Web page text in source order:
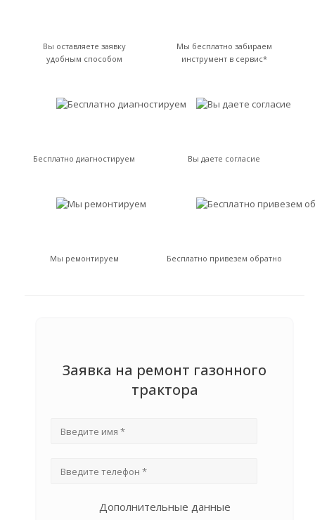
Вы оставляете заявку
удобным способом
Мы бесплатно забираем
инструмент в сервис*
Бесплатно диагностируем Вы даете согласие
Мы ремонтируем Бесплатно привезем обратно
Заявка на ремонт газонного
трактора
Дополнительные данные